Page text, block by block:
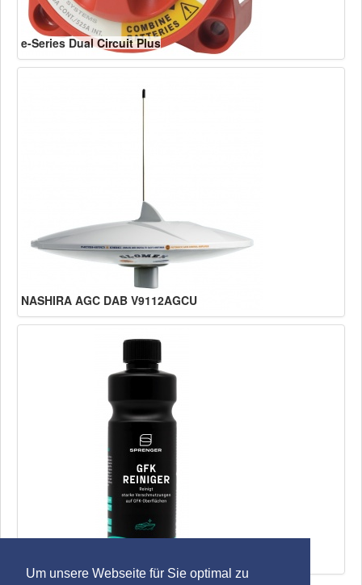
Um unsere Webseite für Sie optimal zu
e-Series Dual Circuit Plus
NASHIRA AGC DAB V9112AGCU